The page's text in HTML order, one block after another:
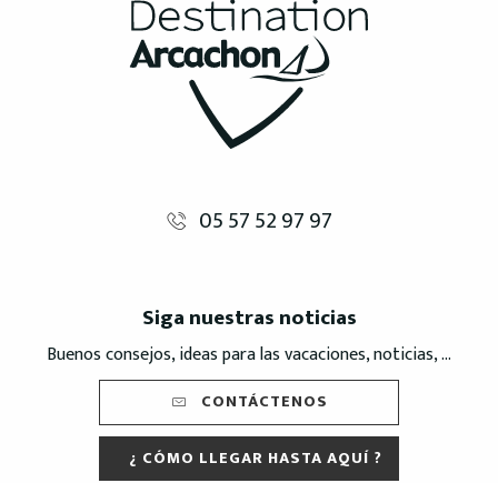
05 57 52 97 97
Siga nuestras noticias
Buenos consejos, ideas para las vacaciones, noticias, ...
CONTÁCTENOS
¿ CÓMO LLEGAR HASTA AQUÍ ?